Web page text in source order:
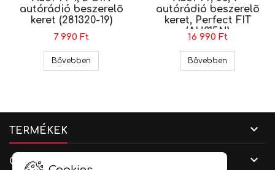
autórádió beszerelõ
keret (281320-19)
7 990 Ft
Bővebben Audi TT 1, 2 DIN autórádió beszerelõ keret
autórádió beszerelõ
keret, Perfect FIT
(AU015N)
16 990 Ft
Bővebben
TERMÉKEK 
CÉGADATOK 